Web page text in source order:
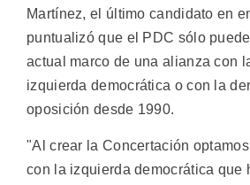
Martínez, el último candidato en
puntualizó que el PDC sólo
actual marco de una alianza con
izquierda democrática o con la
oposición desde 1990.
"Al crear la Concertación
con la izquierda democrática que